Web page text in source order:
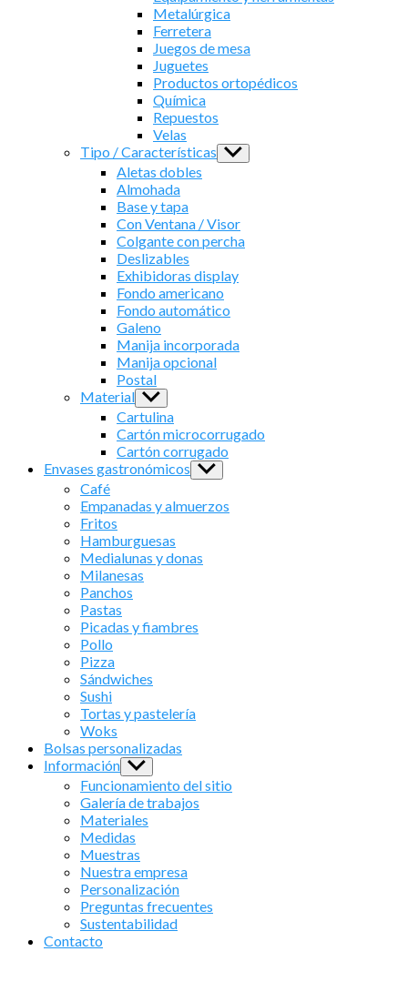
Metalúrgica
Ferretera
Juegos de mesa
Juguetes
Productos ortopédicos
Química
Repuestos
Velas
Tipo / Características Show
sub
Aletas dobles
Almohada
Base y tapa
Con Ventana / Visor
Colgante con percha
Deslizables
Exhibidoras display
Fondo americano
Fondo automático
Galeno
Manija incorporada
Manija opcional
Postal
Material Show
sub
menu
Cartulina
Cartón microcorrugado
Cartón corrugado
Envases gastronómicos Show
sub
Café
Empanadas y almuerzos
Fritos
Hamburguesas
Medialunas y donas
Milanesas
Panchos
Pastas
Picadas y fiambres
Pollo
Pizza
Sándwiches
Sushi
Tortas y pastelería
Woks
Bolsas personalizadas
Información Show
sub
menu
Funcionamiento del sitio
Galería de trabajos
Materiales
Medidas
Muestras
Nuestra empresa
Personalización
Preguntas frecuentes
Sustentabilidad
Contacto